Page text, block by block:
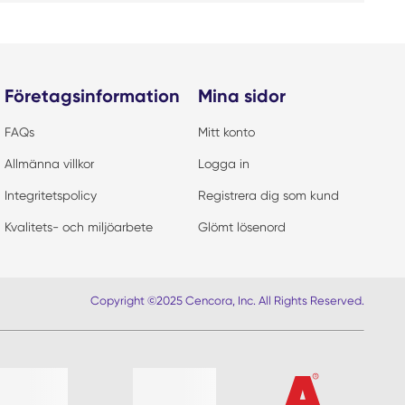
Företagsinformation
FAQs
Allmänna villkor
Integritetspolicy
Kvalitets- och miljöarbete
Mina sidor
Mitt konto
Logga in
Registrera dig som kund
Glömt lösenord
Copyright ©2025 Cencora, Inc. All Rights Reserved.